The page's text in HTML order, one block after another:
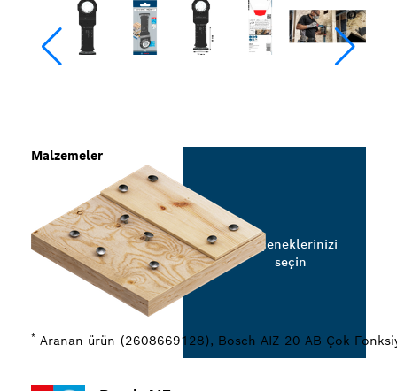
Malzemeler
* Aranan ürün (2608669128), Bosch AIZ 20 AB Çok
Seçeneklerinizi
seçin